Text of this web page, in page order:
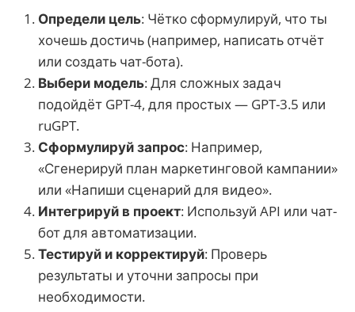
Определи цель: Чётко сформулируй, что ты
хочешь достичь (например, написать отчёт
или создать чат-бота).
Выбери модель: Для сложных задач
подойдёт GPT-4, для простых — GPT-3.5 или
ruGPT.
Сформулируй запрос: Например,
«Сгенерируй план маркетинговой кампании»
или «Напиши сценарий для видео».
Интегрируй в проект: Используй API или чат-
бот для автоматизации.
Тестируй и корректируй: Проверь
результаты и уточни запросы при
необходимости.